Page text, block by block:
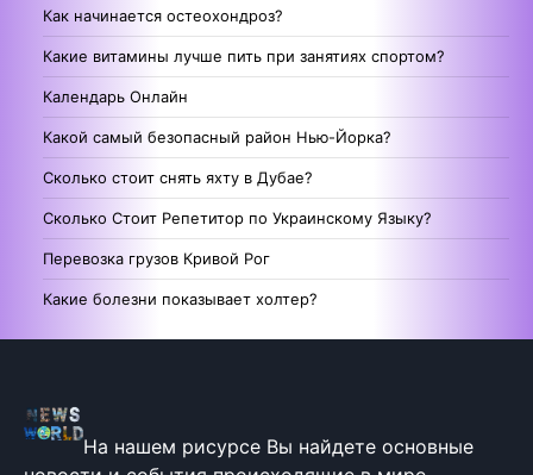
Как начинается остеохондроз?
Какие витамины лучше пить при занятиях спортом?
Календарь Онлайн
Какой самый безопасный район Нью-Йорка?
Сколько стоит снять яхту в Дубае?
Сколько Стоит Репетитор по Украинскому Языку?
Перевозка грузов Кривой Рог
Какие болезни показывает холтер?
На нашем рисурсе Вы найдете основные